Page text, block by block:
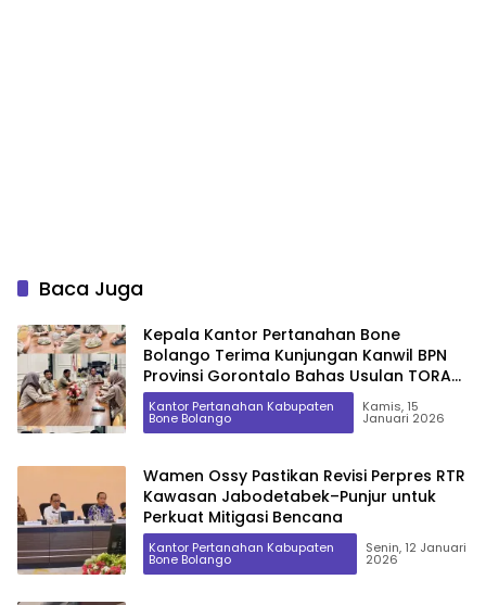
Baca Juga
Kepala Kantor Pertanahan Bone
Bolango Terima Kunjungan Kanwil BPN
Provinsi Gorontalo Bahas Usulan TORA
dan Redistribusi Tanah TA 2027
Kantor Pertanahan Kabupaten
Bone Bolango
Kamis, 15
Januari 2026
Wamen Ossy Pastikan Revisi Perpres RTR
Kawasan Jabodetabek–Punjur untuk
Perkuat Mitigasi Bencana
Kantor Pertanahan Kabupaten
Bone Bolango
Senin, 12 Januari
2026